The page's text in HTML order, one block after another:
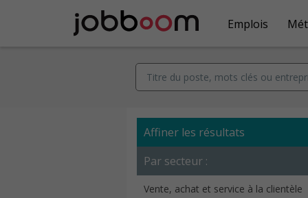
Emplois
Affiner les résultats
Par secteur :
Vente, achat et service à la clientèle